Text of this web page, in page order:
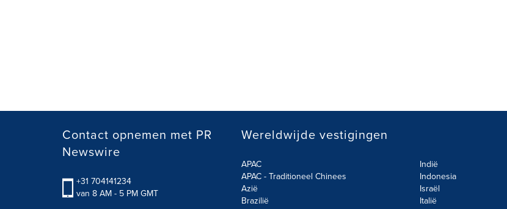
Contact opnemen met PR
Newswire
+31 704141234
van 8 AM - 5 PM GMT
Wereldwijde vestigingen
APAC
APAC - Traditioneel Chinees
Azië
Brazilië
Indië
Indonesia
Israël
Italië